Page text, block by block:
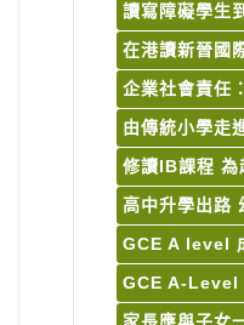
讀寫障礙學生
在港讀新晉國
企業社會責任
由傳統小學走
修讀IB課程 為
高中升學出路
GCE A level
GCE A-Level